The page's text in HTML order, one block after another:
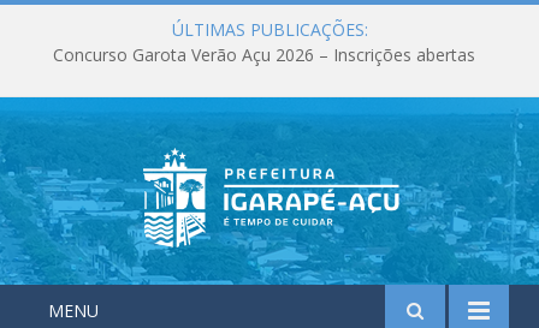
ÚLTIMAS PUBLICAÇÕES:
Concurso Garota Verão Açu 2026 – Inscrições abertas
MENU